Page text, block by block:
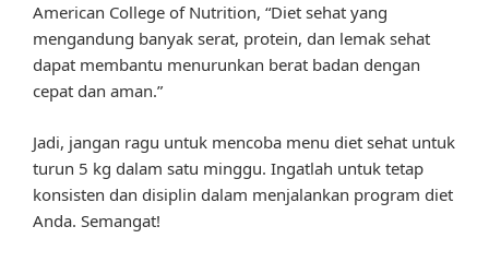
American College of Nutrition, “Diet sehat yang
mengandung banyak serat, protein, dan lemak sehat
dapat membantu menurunkan berat badan dengan
cepat dan aman.”
Jadi, jangan ragu untuk mencoba menu diet sehat untuk
turun 5 kg dalam satu minggu. Ingatlah untuk tetap
konsisten dan disiplin dalam menjalankan program diet
Anda. Semangat!